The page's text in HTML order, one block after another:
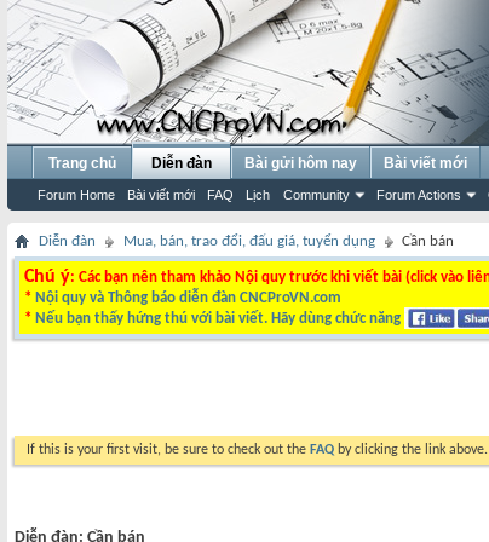
Trang chủ Diễn đàn
Forum Home Bài viết mới FAQ Lịch Community Forum Actions
Bài gửi hôm nay Bài viết mới
Diễn đàn Mua, bán, trao đổi, đấu giá, tuyển dụng Cần bán
Chú ý: Các bạn nên tham khảo Nội quy trước khi viết bài (click vào
* Nội quy và Thông báo diễn đàn CNCProVN.com
* Nếu bạn thấy hứng thú với bài viết. Hãy dùng chức năng
If this is your first visit, be sure to check out the FAQ by clicking the link
Diễn đàn: Cần bán